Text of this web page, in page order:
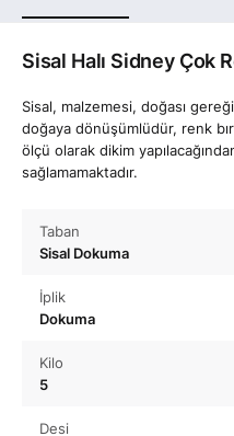
Sisal Halı Sidney Çok
Sisal, malzemesi, doğası
doğaya dönüşümlüdür, renk
ölçü olarak dikim
sağlamamaktadır.
Taban
Sisal Dokuma
İplik
Dokuma
Kilo
5
Desi